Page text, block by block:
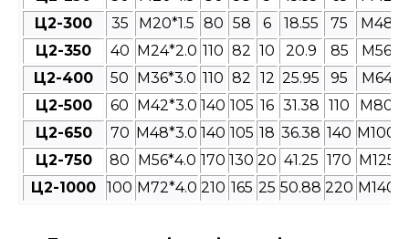
Ц2-300
35 M20*1.5 80 58 6 18.55 75
Ц2-350
40 M24*2.0 110 82 10 20.9 85
Ц2-400
50 M36*3.0 110 82 12 25.95 95
Ц2-500
60 M42*3.0 140 105 16 31.38 110
Ц2-650
70 M48*3.0 140 105 18 36.38 140
Ц2-750
80 M56*4.0 170 130 20 41.25 170
Ц2-1000
100 M72*4.0 210 165 25 50.88 220